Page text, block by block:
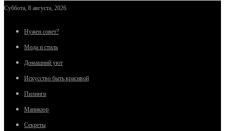
Суббота, 8 августа, 2026
Нужен совет?
Мода и стиль
Домашний уют
Искусство быть красивой
Пилинги
Маникюр
Секреты